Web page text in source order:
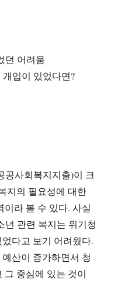
던 어려움
입이 있었다면?
공사회복지지출)이 크
지의 필요성에 대한
라 볼 수 있다. 사실
년 관련 복지는 위기청
다고 보기 어려웠다.
산이 증가하면서 청
그 중심에 있는 것이